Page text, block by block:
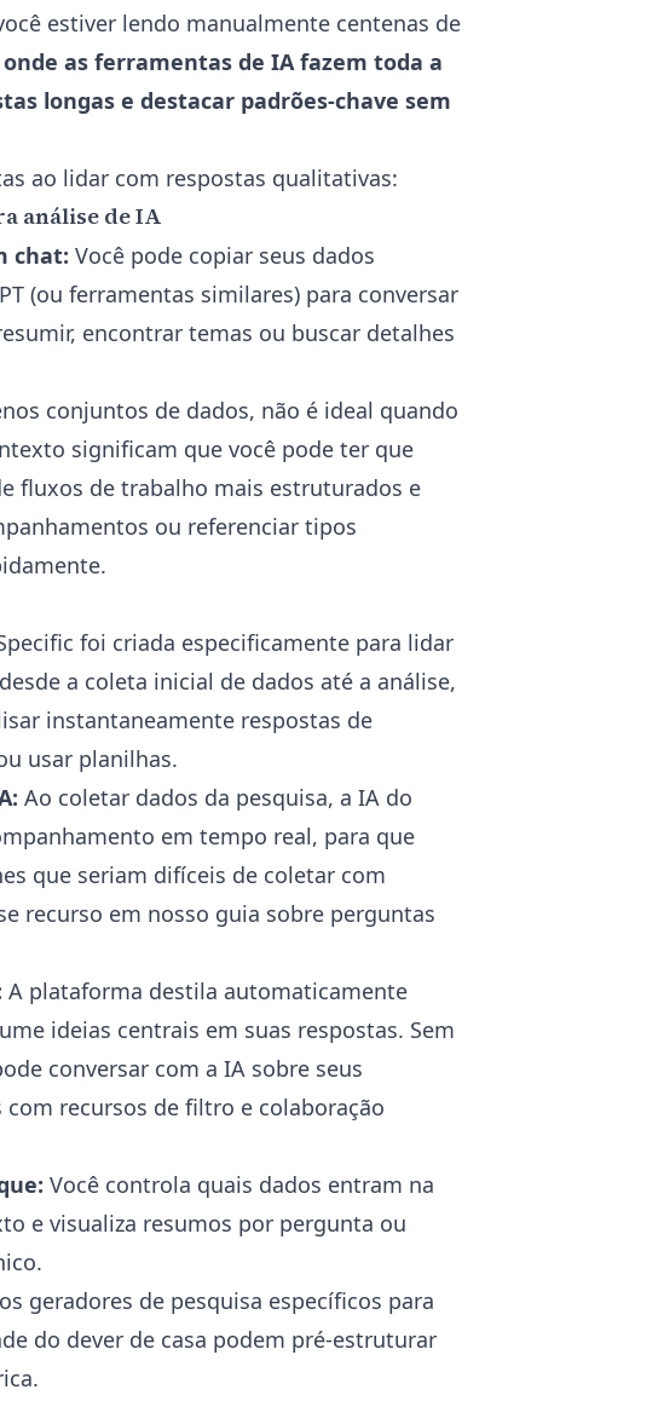
estiver lendo manualmente centenas de
as ferramentas de IA fazem toda a
longas e destacar padrões-chave sem
ao lidar com respostas qualitativas:
análise de IA
chat: Você pode copiar seus dados
(ou ferramentas similares) para conversar
encontrar temas ou buscar detalhes
conjuntos de dados, não é ideal quando
significam que você pode ter que
fluxos de trabalho mais estruturados e
ou referenciar tipos
foi criada especificamente para lidar
a coleta inicial de dados até a análise,
instantaneamente respostas de
usar planilhas.
Ao coletar dados da pesquisa, a IA do
em tempo real, para que
que seriam difíceis de coletar com
recurso em nosso guia sobre perguntas
A plataforma destila automaticamente
ideias centrais em suas respostas. Sem
conversar com a IA sobre seus
recursos de filtro e colaboração
Você controla quais dados entram na
e visualiza resumos por pergunta ou
geradores de pesquisa específicos para
do dever de casa podem pré-estruturar